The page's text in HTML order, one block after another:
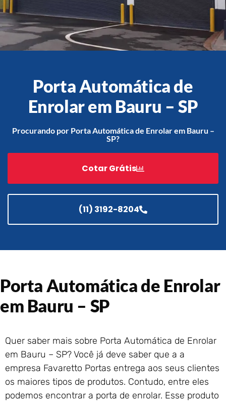
Acessórios
Enrolar em Teresópolis – RJ
Portão de Garagem de
Enrolar em São Pedro da
Aldeia – RJ
Portão de Garagem de
Enrolar em São Gonçalo – RJ
Enrolar em Rio das Ostras –
Enrolar em Queimados – RJ
Portão de Garagem de
Enrolar em Nova Iguaçu – RJ
Portão de Garagem de
Enrolar em Nova Friburgo –
RJ
Porta Automática de
Enrolar em Bauru – SP
Procurando por Porta Automática de Enrolar em Bauru –
SP?
Cotar Grátis
(11) 3192-8204
Porta Automática de Enrolar
em Bauru – SP
Quer saber mais sobre Porta Automática de Enrolar
em Bauru – SP? Você já deve saber que a a
empresa Favaretto Portas entrega aos seus clientes
os maiores tipos de produtos. Contudo, entre eles
podemos encontrar a porta de enrolar. Esse produto